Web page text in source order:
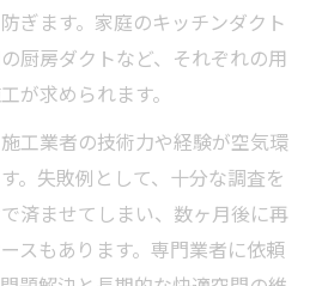
ぎます。家庭のキッチンダクト
厨房ダクトなど、それぞれの用
が求められます。
工業者の技術力や経験が空気環
。失敗例として、十分な調査を
済ませてしまい、数ヶ月後に再
スもあります。専門業者に依頼